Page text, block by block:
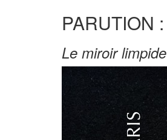
PARUTION :
Le miroir limpide